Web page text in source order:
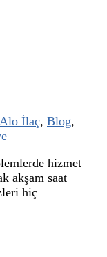
Alo İlaç, Blog,
hizmet
akşam saat
hiç